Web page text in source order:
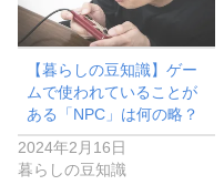
【暮らしの豆知識】ゲー
ムで使われていることが
ある「NPC」は何の略？
2024年2月16日
暮らしの豆知識